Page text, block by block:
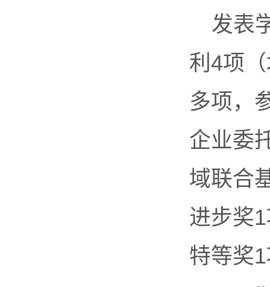
发表
利4项
多项，
企业委
域联合
进步奖
特等奖